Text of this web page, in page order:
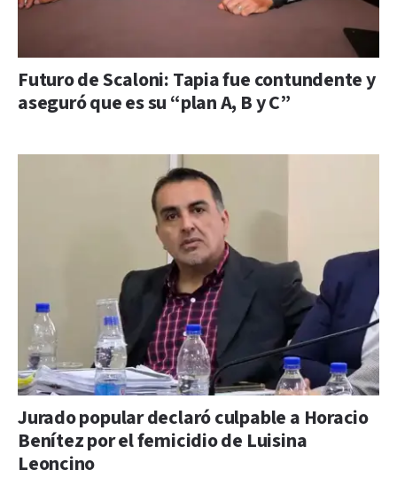
Futuro de Scaloni: Tapia fue contundente y
aseguró que es su “plan A, B y C”
Jurado popular declaró culpable a Horacio
Benítez por el femicidio de Luisina
Leoncino